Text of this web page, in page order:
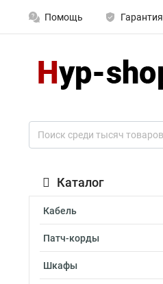
Помощь Гарантия
Каталог
Кабель
Патч-корды
Шкафы